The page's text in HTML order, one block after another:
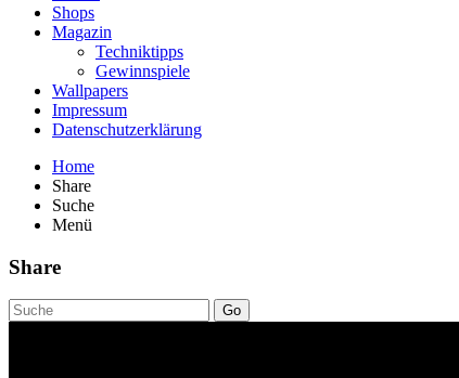
Shops
Magazin
Techniktipps
Gewinnspiele
Wallpapers
Impressum
Datenschutzerklärung
Home
Share
Suche
Menü
Share
Go